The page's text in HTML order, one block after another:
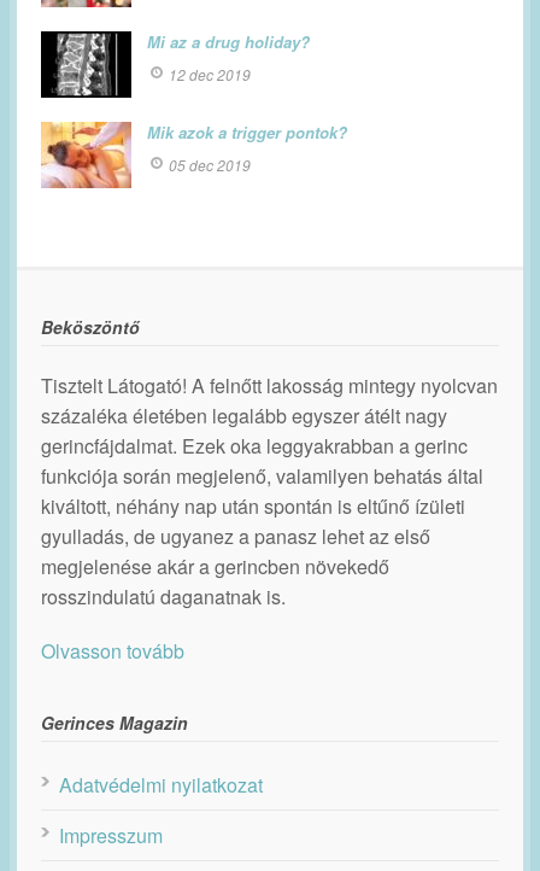
Mi az a drug holiday?
12 dec 2019
Mik azok a trigger pontok?
05 dec 2019
Beköszöntő
Tisztelt Látogató! A felnőtt lakosság mintegy nyolcvan
százaléka életében legalább egyszer átélt nagy
gerincfájdalmat. Ezek oka leggyakrabban a gerinc
funkciója során megjelenő, valamilyen behatás által
kiváltott, néhány nap után spontán is eltűnő ízületi
gyulladás, de ugyanez a panasz lehet az első
megjelenése akár a gerincben növekedő
rosszindulatú daganatnak is.
Olvasson tovább
Gerinces Magazin
Adatvédelmi nyilatkozat
Impresszum